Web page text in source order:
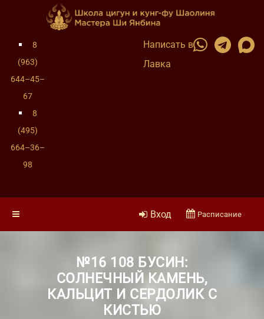
8
(963)
644–45–
67
8
(495)
664–36–
98
Написать в
Лавка
Вход Расписание
№16 108 БУСИН:
СОЛНЕЧНЫЙ КАМЕНЬ,
КАЛЬЦИТ И СЕРДОЛИК С
КИСТЬЮ